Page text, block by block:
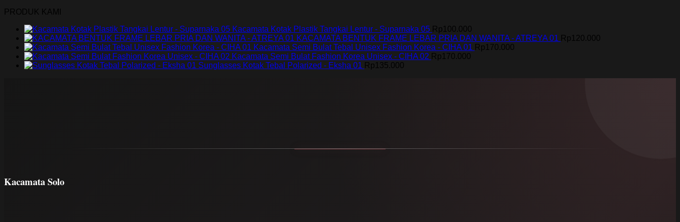
PRODUK KAMI
Kacamata Kotak Plastik Tangkai Lentur - Suparnaka 05 Rp 100.000
KACAMATA BENTUK FRAME LEBAR PRIA DAN WANITA - ATREYA 01 Rp 120.000
Kacamata Semi Bulat Tebal Unisex Fashion Korea - CIHA 01 Rp 170.000
Kacamata Semi Bulat Fashion Korea Unisex - CIHA 02 Rp 170.000
Sunglasses Kotak Tebal Polarized - Eksha 01 Rp 135.000
Kacamata Solo